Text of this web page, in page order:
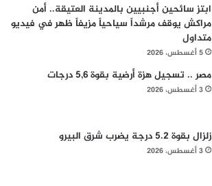
ابتز سائحين أجنبيين بالمدينة العتيقة.. أمن
مراكش يوقف مرشداً سياحياً مزيفاً ظهر في فيديو
متداول
5 أغسطس، 2026
مصر .. تسجيل هزة أرضية بقوة 5,6 درجات
3 أغسطس، 2026
زلزال بقوة 5.2 درجة يضرب شرق البيرو
3 أغسطس، 2026